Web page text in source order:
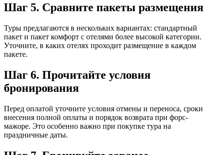
Шаг 5. Сравните пакеты размещения
Туры предлагаются в нескольких вариантах: стандартный
пакет и пакет комфорт с отелями более высокой категории.
Уточните, в каких отелях проходит размещение в каждом
пакете.
Шаг 6. Прочитайте условия
бронирования
Перед оплатой уточните условия отмены и переноса, сроки
внесения полной оплаты и порядок возврата при форс-
мажоре. Это особенно важно при покупке тура на
праздничные даты.